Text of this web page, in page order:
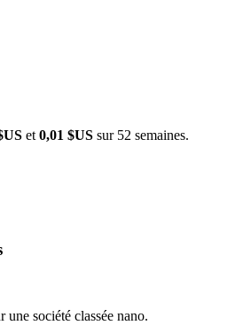
et 0,01 $US sur 52 semaines.
une société classée nano.